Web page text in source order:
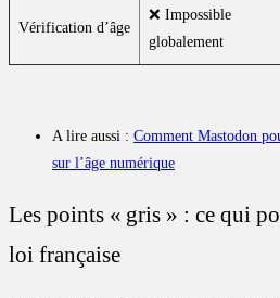
Vérification d’âge
❌ Impossible
globalement
A lire aussi : Comment Mastodon
sur l’âge numérique
Les points « gris » : ce qui
loi française